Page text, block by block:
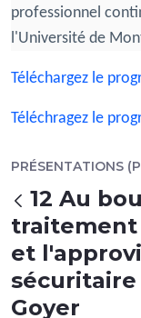
professionnel
l'Université de
Téléchargez le
Téléchragez le
PRÉSENTATIONS
Tillbaka
12 Au
traitement
et
sécuritaire
Goyer